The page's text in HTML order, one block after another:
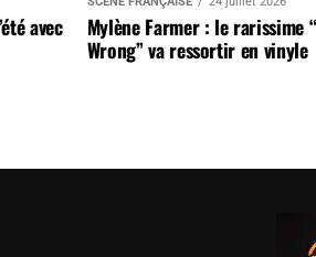
avec
Mylène Farmer : le rarissime
Wrong” va ressortir en vinyle